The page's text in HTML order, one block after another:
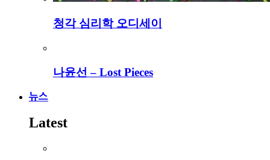
청각 심리학 오디세이
나윤선 – Lost Pieces
뉴스
Latest